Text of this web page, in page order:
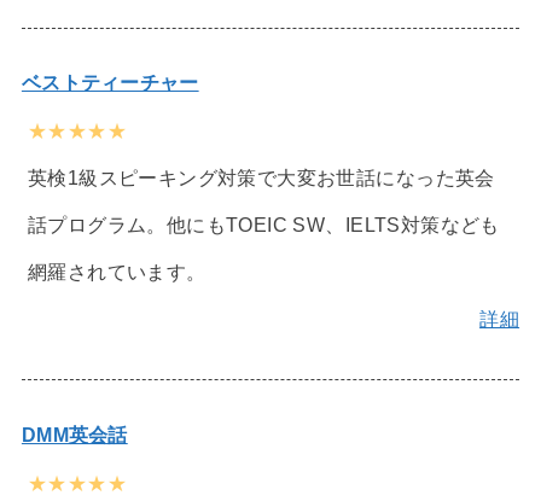
ベストティーチャー
★★★★★
英検1級スピーキング対策で大変お世話になった英会
話プログラム。他にもTOEIC SW、IELTS対策なども
網羅されています。
詳細
DMM英会話
★★★★★